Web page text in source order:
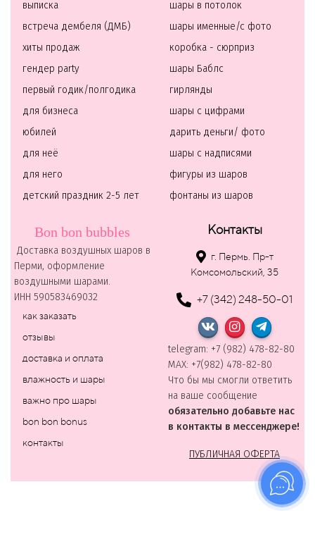
выписка
встреча дембеля (ДМБ)
хиты продаж
гендер party
первый годик/полгодика
для бизнеса
юбилей
для неё
для него
детский праздник 2-5 лет
шары в потолок
шары именные/с фото
коробка - сюрприз
шары Баблс
гирлянды
шары с цифрами
дарить деньги/ фото
шары с надписями
фигуры из шаров
фонтаны из шаров
Bon bon bubbles
Доставка воздушных шаров в
Перми, оформление
воздушными шарами.
ИНН 590583469032
как заказать
отзывы
доставка и оплата
влажность и шары
важно про шары
bon bon bonus
контакты
Контакты
г. Пермь. Пр-т
Комсомольский, 35
+7 (342) 248-50-01
telegram: +7 (982) 478-82-80
MAХ: +7(982) 478-82-80
Что бы мы смогли ответить
на ваше сообщение
обязательно добавьте нас
в контакты в мессенджере!
ПУБЛИЧНАЯ ОФЕРТА